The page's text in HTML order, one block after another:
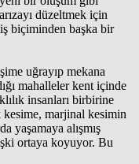
düzeltmek için
biçiminden başka bir
uğrayıp mekana
mahalleler kent içinde
insanları birbirine
kesime, marjinal kesimin
yaşamaya alışmış
ortaya koyuyor. Bu